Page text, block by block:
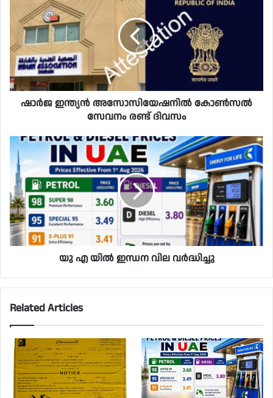
ഷാർജ ഇന്ത്യൻ അസോസിയേഷനിൽ കോൺസൽ
സേവനം രണ്ട് ദിവസം
യു എ യിൽ ഇന്ധന വില വർദ്ധിച്ചു
Related Articles